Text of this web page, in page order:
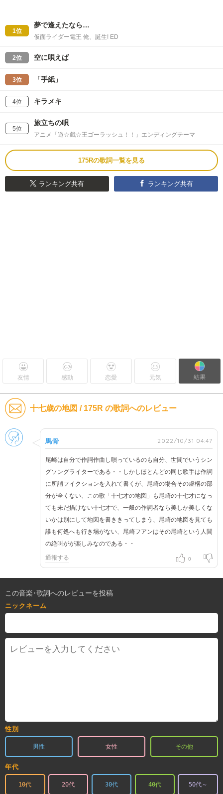
1位
夢で逢えたなら…
仮面ライダー電王 俺、誕生! ED
2位 空に唄えば
3位 「手紙」
4位 キラメキ
5位
旅立ちの唄
アニメ「遊☆戯☆王ゴーラッシュ！！」エンディングテーマ
175Rの歌詞一覧を見る
ランキング共有 ランキング共有
友情 感動 恋愛 元気 結果
十七歳の地図 / 175R の歌詞へのレビュー
男性
馬骨 2022/10/31 04:47
尾崎は自分で作詞作曲し唄っているのも自分、世間でいうシン
グソングライターである・・しかしほとんどの同じ歌手は作詞
に所謂フイクションを入れて書くが、尾崎の場合その虚構の部
分が全くない、この歌「十七才の地図」も尾崎の十七才になっ
ても未だ描けない十七才で、一般の作詞者なら美しか美しくな
いかは別にして地図を書ききってしまう、尾崎の地図を見ても
誰も何処へも行き場がない、尾崎フアンはその尾崎という人間
の絶叫がが楽しみなのである・・
通報する 0
この音楽･歌詞へのレビューを投稿
ニックネーム
性別
男性 女性 その他
年代
10代 20代 30代 40代 50代～